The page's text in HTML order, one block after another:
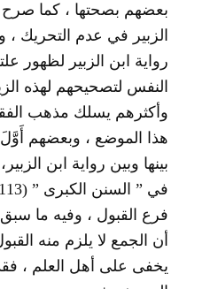
بعضهم بصحتها ، كما صرح
الزبير في عدم التحريك
رواية ابن الزبير لظهور
النفس لتصحيحهم لهذه
وأكثرهم يسلك مذهب
هذا الموضع ، وبعضهم
بينها وبين رواية ابن
فرع القبول ، وفيه ما
أن الجمع لا يلزم منه
يخفى على أهل العلم ،